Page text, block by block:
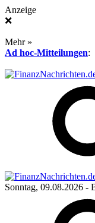
Anzeige
❌
Mehr »
Ad hoc-Mitteilungen:
Sonntag, 09.08.2026 -